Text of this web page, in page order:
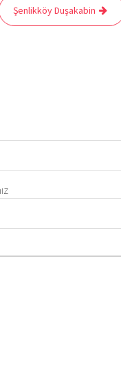
Şenlikköy Duşakabin